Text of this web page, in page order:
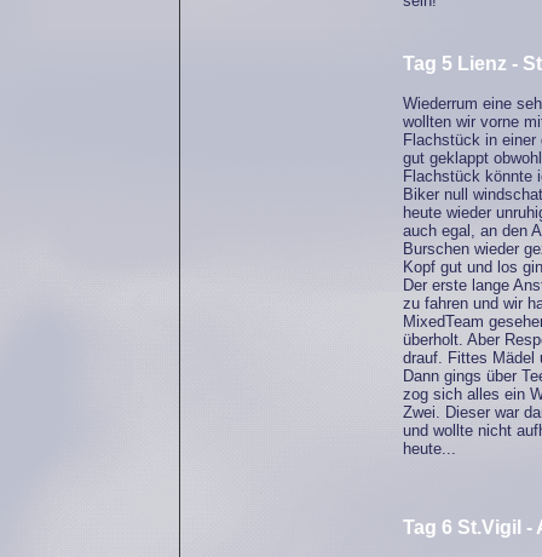
Tag 5 Lienz -
Wiederrum eine
wollten wir vorne
Flachstück in einer
gut geklappt
Flachstück könnte
Biker null
heute wieder
auch egal, an den
Burschen wieder
Kopf gut und los
Der erste lange
zu fahren und wir
MixedTeam
überholt. Aber
drauf. Fittes Mädel
Dann gings über
zog sich alles ein
Zwei. Dieser war
und wollte nicht
heute...
Tag 6 St.Vigil -